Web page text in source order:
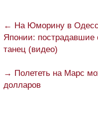
← На Юморину в
Японии: пострадавшие
танец (видео)
→ Полететь на Марс
долларов